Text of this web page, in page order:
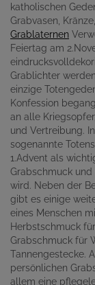
katholischen
Grabvasen,
Grablaternen
Feiertag am
Grablichter
einzige
Konfession
an alle
und Vertreibung.
sogenannte
1.Advent als
Grabschmuck
wird. Neben der
gibt es einige
eines Menschen
Herbstschmuck
Grabschmuck für
Tannengestecke.
persönlichen
allem eine